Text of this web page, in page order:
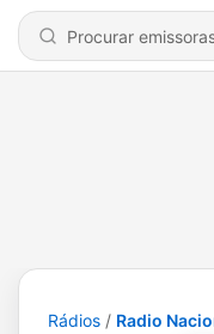
Rádios Radio